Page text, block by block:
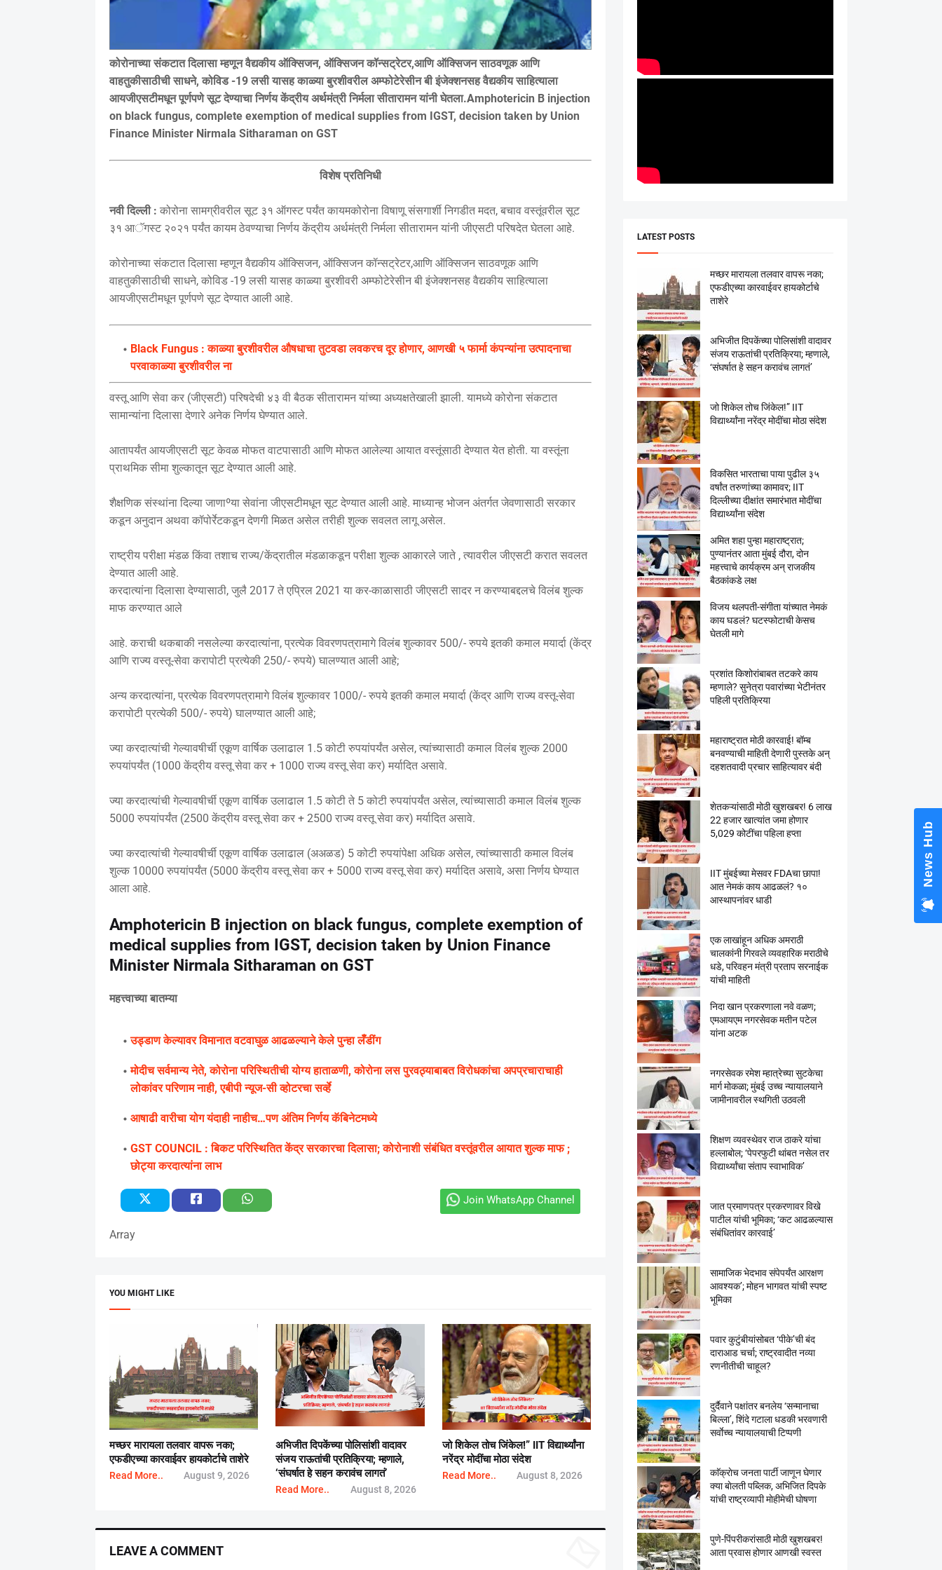
कोरोनाच्या संकटात दिलासा म्हणून वैद्यकीय ऑक्सिजन, ऑक्सिजन कॉन्सट्रेटर,आणि ऑक्सिजन साठवणूक आणि
वाहतुकीसाठीची साधने, कोविड -19 लसी यासह काळ्या बुरशीवरील अम्फोटेरेसीन बी इंजेक्शनसह वैद्यकीय साहित्याला
आयजीएसटीमधून पूर्णपणे सूट देण्याचा निर्णय केंद्रीय अर्थमंत्री निर्मला सीतारामन यांनी घेतला.Amphotericin B injection
on black fungus, complete exemption of medical supplies from IGST, decision taken by Union
Finance Minister Nirmala Sitharaman on GST
विशेष प्रतिनिधी
नवी दिल्ली : कोरोना सामग्रीवरील सूट ३१ ऑगस्ट पर्यंत कायमकोरोना विषाणू संसगार्शी निगडीत मदत, बचाव वस्तूंवरील सूट
३१ आॅगस्ट २०२१ पर्यंत कायम ठेवण्याचा निर्णय केंद्रीय अर्थमंत्री निर्मला सीतारामन यांनी जीएसटी परिषदेत घेतला आहे.
कोरोनाच्या संकटात दिलासा म्हणून वैद्यकीय ऑक्सिजन, ऑक्सिजन कॉन्सट्रेटर,आणि ऑक्सिजन साठवणूक आणि
वाहतुकीसाठीची साधने, कोविड -19 लसी यासह काळ्या बुरशीवरी अम्फोटेरेसीन बी इंजेक्शनसह वैद्यकीय साहित्याला
आयजीएसटीमधून पूर्णपणे सूट देण्यात आली आहे.
Black Fungus : काळ्या बुरशीवरील औषधाचा तुटवडा लवकरच दूर होणार, आणखी ५ फार्मा कंपन्यांना उत्पादनाचा
परवाकाळ्या बुरशीवरील ना
वस्तू आणि सेवा कर (जीएसटी) परिषदेची ४३ वी बैठक सीतारामन यांच्या अध्यक्षतेखाली झाली. यामध्ये कोरोना संकटात
सामान्यांना दिलासा देणारे अनेक निर्णय घेण्यात आले.
आतापर्यंत आयजीएसटी सूट केवळ मोफत वाटपासाठी आणि मोफत आलेल्या आयात वस्तूंसाठी देण्यात येत होती. या वस्तूंना
प्राथमिक सीमा शुल्कातून सूट देण्यात आली आहे.
शैक्षणिक संस्थांना दिल्या जाणाºया सेवांना जीएसटीमधून सूट देण्यात आली आहे. माध्यान्ह भोजन अंतर्गत जेवणासाठी सरकार
कडून अनुदान अथवा कॉपोर्रेटकडून देणगी मिळत असेल तरीही शुल्क सवलत लागू असेल.
राष्ट्रीय परीक्षा मंडळ किंवा तशाच राज्य/केंद्रातील मंडळाकडून परीक्षा शुल्क आकारले जाते , त्यावरील जीएसटी करात सवलत
देण्यात आली आहे.
करदात्यांना दिलासा देण्यासाठी, जुलै 2017 ते एप्रिल 2021 या कर-काळासाठी जीएसटी सादर न करण्याबद्दलचे विलंब शुल्क
माफ करण्यात आले
आहे. कराची थकबाकी नसलेल्या करदात्यांना, प्रत्येक विवरणपत्रामागे विलंब शुल्कावर 500/- रुपये इतकी कमाल मयार्दा (केंद्र
आणि राज्य वस्तू-सेवा करापोटी प्रत्येकी 250/- रुपये) घालण्यात आली आहे;
अन्य करदात्यांना, प्रत्येक विवरणपत्रामागे विलंब शुल्कावर 1000/- रुपये इतकी कमाल मयार्दा (केंद्र आणि राज्य वस्तू-सेवा
करापोटी प्रत्येकी 500/- रुपये) घालण्यात आली आहे;
ज्या करदात्यांची गेल्यावषीर्ची एकूण वार्षिक उलाढाल 1.5 कोटी रुपयांपर्यंत असेल, त्यांच्यासाठी कमाल विलंब शुल्क 2000
रुपयांपर्यंत (1000 केंद्रीय वस्तू सेवा कर + 1000 राज्य वस्तू सेवा कर) मर्यादित असावे.
ज्या करदात्यांची गेल्यावषीर्ची एकूण वार्षिक उलाढाल 1.5 कोटी ते 5 कोटी रुपयांपर्यंत असेल, त्यांच्यासाठी कमाल विलंब शुल्क
5000 रुपयांपर्यंत (2500 केंद्रीय वस्तू सेवा कर + 2500 राज्य वस्तू सेवा कर) मर्यादित असावे.
ज्या करदात्यांची गेल्यावषीर्ची एकूण वार्षिक उलाढाल (अअळड) 5 कोटी रुपयांपेक्षा अधिक असेल, त्यांच्यासाठी कमाल विलंब
शुल्क 10000 रुपयांपर्यंत (5000 केंद्रीय वस्तू सेवा कर + 5000 राज्य वस्तू सेवा कर) मर्यादित असावे, असा निर्णय घेण्यात
आला आहे.
Amphotericin B injection on black fungus, complete exemption of
medical supplies from IGST, decision taken by Union Finance
Minister Nirmala Sitharaman on GST
महत्त्वाच्या बातम्या
उड्डाण केल्यावर विमानात वटवाघुळ आढळल्याने केले पुन्हा लॅँडींग
मोदीच सर्वमान्य नेते, कोरोना परिस्थितीची योग्य हाताळणी, कोरोना लस पुरवठ्याबाबत विरोधकांचा अपप्रचाराचाही
लोकांवर परिणाम नाही, एबीपी न्यूज-सी व्होटरचा सर्व्हे
आषाढी वारीचा योग यंदाही नाहीच…पण अंतिम निर्णय कॅबिनेटमध्ये
GST COUNCIL : बिकट परिस्थितित केंद्र सरकारचा दिलासा; कोरोनाशी संबंधित वस्तूंवरील आयात शुल्क माफ ;
छोट्या करदात्यांना लाभ
Join WhatsApp Channel
Array
YOU MIGHT LIKE
मच्छर मारायला तलवार वापरू नका;
एफडीएच्या कारवाईवर हायकोर्टाचे ताशेरे
Read More.. August 9, 2026
अभिजीत दिपकेंच्या पोलिसांशी वादावर
संजय राऊतांची प्रतिक्रिया; म्हणाले,
‘संघर्षात हे सहन करावंच लागतं’
Read More.. August 8, 2026
जो शिकेल तोच जिंकेल!” IIT विद्यार्थ्यांना
नरेंद्र मोदींचा मोठा संदेश
Read More.. August 8, 2026
LEAVE A COMMENT
LATEST POSTS
मच्छर मारायला तलवार वापरू नका;
एफडीएच्या कारवाईवर हायकोर्टाचे
ताशेरे
अभिजीत दिपकेंच्या पोलिसांशी वादावर
संजय राऊतांची प्रतिक्रिया; म्हणाले,
‘संघर्षात हे सहन करावंच लागतं’
जो शिकेल तोच जिंकेल!” IIT
विद्यार्थ्यांना नरेंद्र मोदींचा मोठा संदेश
विकसित भारताचा पाया पुढील ३५
वर्षांत तरुणांच्या कामावर; IIT
दिल्लीच्या दीक्षांत समारंभात मोदींचा
विद्यार्थ्यांना संदेश
अमित शहा पुन्हा महाराष्ट्रात;
पुण्यानंतर आता मुंबई दौरा, दोन
महत्त्वाचे कार्यक्रम अन् राजकीय
बैठकांकडे लक्ष
विजय थलपती-संगीता यांच्यात नेमकं
काय घडलं? घटस्फोटाची केसच
घेतली मागे
प्रशांत किशोरांबाबत तटकरे काय
म्हणाले? सुनेत्रा पवारांच्या भेटीनंतर
पहिली प्रतिक्रिया
महाराष्ट्रात मोठी कारवाई! बॉम्ब
बनवण्याची माहिती देणारी पुस्तके अन्
दहशतवादी प्रचार साहित्यावर बंदी
शेतकऱ्यांसाठी मोठी खुशखबर! 6 लाख
22 हजार खात्यांत जमा होणार
5,029 कोटींचा पहिला हप्ता
IIT मुंबईच्या मेसवर FDAचा छापा!
आत नेमकं काय आढळलं? १०
आस्थापनांवर धाडी
एक लाखांहून अधिक अमराठी
चालकांनी गिरवले व्यवहारिक मराठीचे
धडे, परिवहन मंत्री प्रताप सरनाईक
यांची माहिती
निदा खान प्रकरणाला नवे वळण;
एमआयएम नगरसेवक मतीन पटेल
यांना अटक
नगरसेवक रमेश म्हात्रेच्या सुटकेचा
मार्ग मोकळा; मुंबई उच्च न्यायालयाने
जामीनावरील स्थगिती उठवली
शिक्षण व्यवस्थेवर राज ठाकरे यांचा
हल्लाबोल; ‘पेपरफुटी थांबत नसेल तर
विद्यार्थ्यांचा संताप स्वाभाविक’
जात प्रमाणपत्र प्रकरणावर विखे
पाटील यांची भूमिका; ‘कट आढळल्यास
संबंधितांवर कारवाई’
सामाजिक भेदभाव संपेपर्यंत आरक्षण
आवश्यक’; मोहन भागवत यांची स्पष्ट
भूमिका
पवार कुटुंबीयांसोबत ‘पीके’ची बंद
दाराआड चर्चा; राष्ट्रवादीत नव्या
रणनीतीची चाहूल?
दुर्दैवाने पक्षांतर बनलेय ‘सन्मानाचा
बिल्ला’, शिंदे गटाला धडकी भरवणारी
सर्वाेच्च न्यायालयाची टिप्पणी
काॅक्राेच जनता पार्टी जाणून घेणार
क्या बाेलती पब्लिक, अभिजित दिपके
यांची राष्ट्रव्यापी माेहीमेची घाेषणा
पुणे-पिंपरीकरांसाठी मोठी खुशखबर!
आता प्रवास होणार आणखी स्वस्त
News Hub